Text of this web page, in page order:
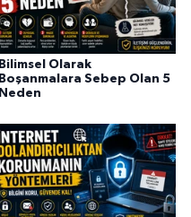
Bilimsel Olarak
Boşanmalara Sebep Olan 5
Neden